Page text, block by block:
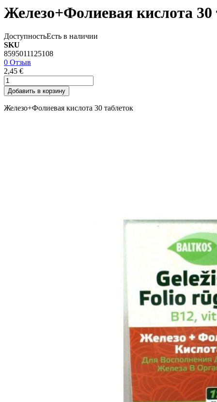
Железо+Фолиевая кислота 30
ДоступностьЕсть в наличии
SKU
8595011125108
0 Отзыв
2,45 €
Добавить в корзину
Железо+Фолиевая кислота 30 таблеток